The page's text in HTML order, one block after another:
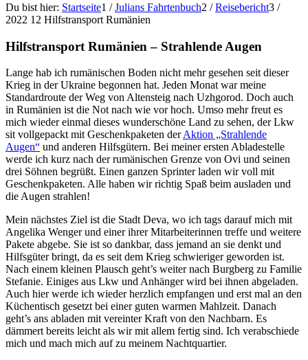
Du bist hier: Startseite1 / Julians Fahrtenbuch2 / Reisebericht3 /
2022 12 Hilfstransport Rumänien
Hilfstransport Rumänien – Strahlende Augen
Lange hab ich rumänischen Boden nicht mehr gesehen seit dieser
Krieg in der Ukraine begonnen hat. Jeden Monat war meine
Standardroute der Weg von Altensteig nach Uzhgorod. Doch auch
in Rumänien ist die Not nach wie vor hoch. Umso mehr freut es
mich wieder einmal dieses wunderschöne Land zu sehen, der Lkw
sit vollgepackt mit Geschenkpaketen derAktion „Strahlende
Augen“ und anderen Hilfsgütern. Bei meiner ersten Abladestelle
werde ich kurz nach der rumänischen Grenze von Ovi und seinen
drei Söhnen begrüßt. Einen ganzen Sprinter laden wir voll mit
Geschenkpaketen. Alle haben wir richtig Spaß beim ausladen und
die Augen strahlen!
Mein nächstes Ziel ist die Stadt Deva, wo ich tags darauf mich mit
Angelika Wenger und einer ihrer Mitarbeiterinnen treffe und weitere
Pakete abgebe. Sie ist so dankbar, dass jemand an sie denkt und
Hilfsgüter bringt, da es seit dem Krieg schwieriger geworden ist.
Nach einem kleinen Plausch geht’s weiter nach Burgberg zu Familie
Stefanie. Einiges aus Lkw und Anhänger wird bei ihnen abgeladen.
Auch hier werde ich wieder herzlich empfangen und erst mal an den
Küchentisch gesetzt bei einer guten warmen Mahlzeit. Danach
geht’s ans abladen mit vereinter Kraft von den Nachbarn. Es
dämmert bereits leicht als wir mit allem fertig sind. Ich verabschiede
mich und mach mich auf zu meinem Nachtquartier.